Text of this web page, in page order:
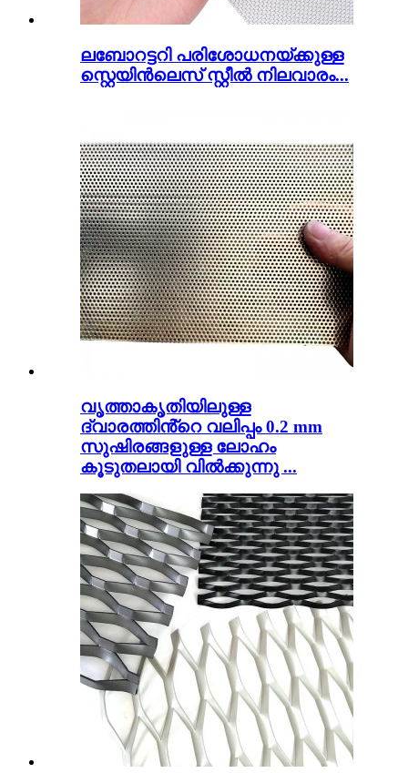
ലബോറട്ടറി പരിശോധനയ്ക്കുള്ള
സ്റ്റെയിൻലെസ് സ്റ്റീൽ നിലവാരം...
വൃത്താകൃതിയിലുള്ള
ദ്വാരത്തിൻ്റെ വലിപ്പം 0.2 mm
സുഷിരങ്ങളുള്ള ലോഹം
കൂടുതലായി വിൽക്കുന്നു ...